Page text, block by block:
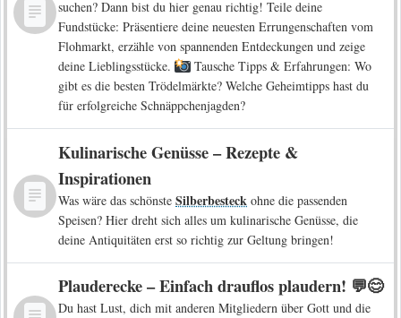
suchen? Dann bist du hier genau richtig! Teile deine
Fundstücke: Präsentiere deine neuesten Errungenschaften vom
Flohmarkt, erzähle von spannenden Entdeckungen und zeige
deine Lieblingsstücke.
Tausche Tipps & Erfahrungen: Wo
gibt es die besten Trödelmärkte? Welche Geheimtipps hast du
für erfolgreiche Schnäppchenjagden?
Kulinarische Genüsse – Rezepte &
Inspirationen
Was wäre das schönsteSilberbesteck ohne die passenden
Speisen? Hier dreht sich alles um kulinarische Genüsse, die
deine Antiquitäten erst so richtig zur Geltung bringen!
Plauderecke – Einfach drauflos plaudern! 💬😊
Du hast Lust, dich mit anderen Mitgliedern über Gott und die